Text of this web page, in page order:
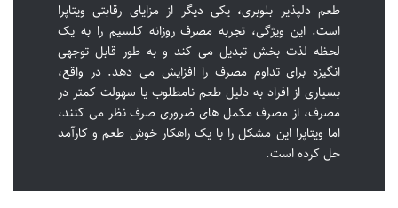
طعم دلپذیر بلوبری، یکی دیگر از مزایای رقابتی ویتاپرا
است. این ویژگی، تجربه مصرف روزانه کلسیم را به یک
لحظه لذت بخش تبدیل می کند و به طور قابل توجهی
انگیزه برای تداوم مصرف را افزایش می دهد. در واقع،
بسیاری از افراد به دلیل طعم نامطلوب یا سهولت کمتر در
مصرف، از مصرف مکمل های ضروری صرف نظر می کنند،
اما ویتاپرا این مشکل را با یک راهکار خوش طعم و کارآمد
حل کرده است.